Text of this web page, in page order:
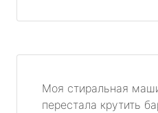
Моя стиральная
перестала крутить